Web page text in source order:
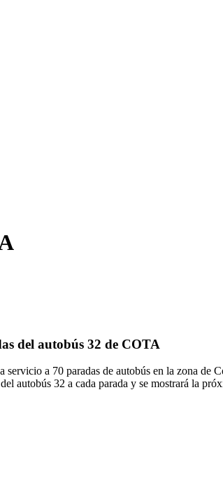
del autobús 32 de COTA
a 70 paradas de autobús en la zona
autobús 32 a cada parada y se mostrará la